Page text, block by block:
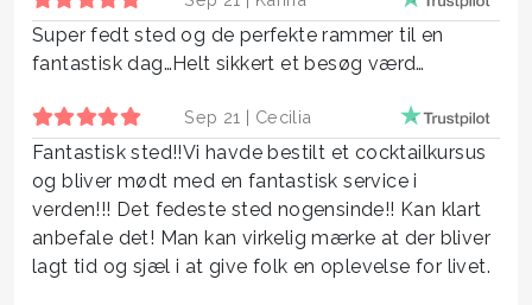
Super fedt sted og de perfekte rammer til en
fantastisk dag…Helt sikkert et besøg værd…
Sep 21 | Cecilia
Fantastisk sted!!Vi havde bestilt et cocktailkursus
og bliver mødt med en fantastisk service i
verden!!! Det fedeste sted nogensinde!! Kan klart
anbefale det! Man kan virkelig mærke at der bliver
lagt tid og sjæl i at give folk en oplevelse for livet.